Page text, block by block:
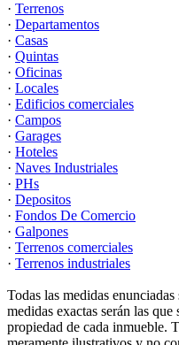
· Terrenos
· Departamentos
· Casas
· Quintas
· Oficinas
· Locales
· Edificios comerciales
· Campos
· Garages
· Hoteles
· Naves Industriales
· PHs
· Depositos
· Fondos De Comercio
· Galpones
· Terrenos comerciales
· Terrenos industriales
Todas las medidas
medidas exactas serán las
propiedad de cada inmueble.